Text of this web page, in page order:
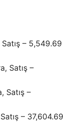
– 5,549.69
Satış –
Satış –
– 37,604.69